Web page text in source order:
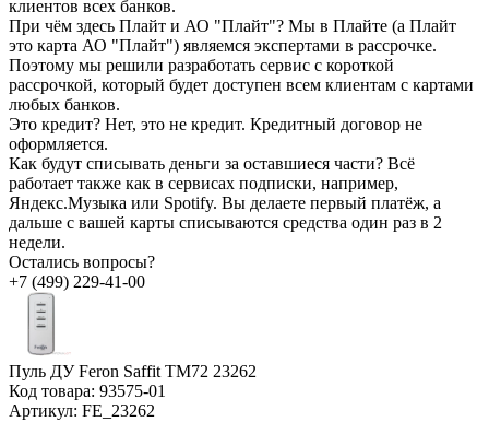
клиентов всех банков.
При чём здесь Плайт и АО "Плайт"? Мы в Плайте (а Плайт
это карта АО "Плайт") являемся экспертами в рассрочке.
Поэтому мы решили разработать сервис с короткой
рассрочкой, который будет доступен всем клиентам с картами
любых банков.
Это кредит? Нет, это не кредит. Кредитный договор не
оформляется.
Как будут списывать деньги за оставшиеся части? Всё
работает также как в сервисах подписки, например,
Яндекс.Музыка или Spotify. Вы делаете первый платёж, а
дальше с вашей карты списываются средства один раз в 2
недели.
Остались вопросы?
+7 (499) 229-41-00
Пуль ДУ Feron Saffit TM72 23262
Код товара: 93575-01
Артикул: FE_23262